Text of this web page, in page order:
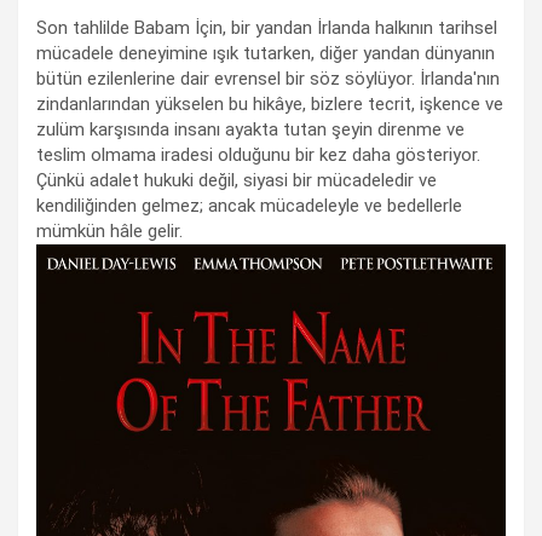
Son tahlilde Babam İçin, bir yandan İrlanda halkının tarihsel
mücadele deneyimine ışık tutarken, diğer yandan dünyanın
bütün ezilenlerine dair evrensel bir söz söylüyor. İrlanda'nın
zindanlarından yükselen bu hikâye, bizlere tecrit, işkence ve
zulüm karşısında insanı ayakta tutan şeyin direnme ve
teslim olmama iradesi olduğunu bir kez daha gösteriyor.
Çünkü adalet hukuki değil, siyasi bir mücadeledir ve
kendiliğinden gelmez; ancak mücadeleyle ve bedellerle
mümkün hâle gelir.